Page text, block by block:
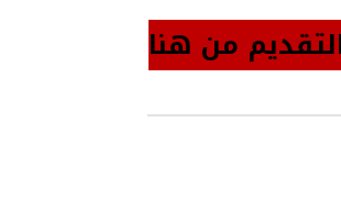
من هنا